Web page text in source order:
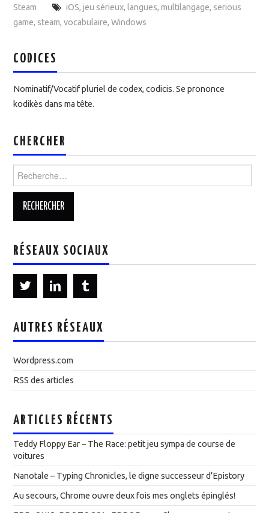
Steam
iOS, jeu sérieux, langues, multilangage, serious
game, steam,vocabulaire,Windows
CODICES
Nominatif/Vocatif pluriel de codex, codicis. Se prononce
kodikès dans ma tête.
CHERCHER
Rechercher :
RÉSEAUX SOCIAUX
AUTRES RÉSEAUX
Wordpress.com
RSS des articles
ARTICLES RÉCENTS
Teddy Floppy Ear – The Race: petit jeu sympa de course de
voitures
Nanotale – Typing Chronicles, le digne successeur d’Epistory
Au secours, Chrome ouvre deux fois mes onglets épinglés!